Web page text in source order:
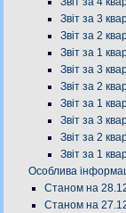
Звіт за 3
Звіт за 2
Звіт за 1
Звіт за 3
Звіт за 2
Звіт за 1
Звіт за 3
Звіт за 2
Звіт за 1
Особлива
Станом на
Станом на